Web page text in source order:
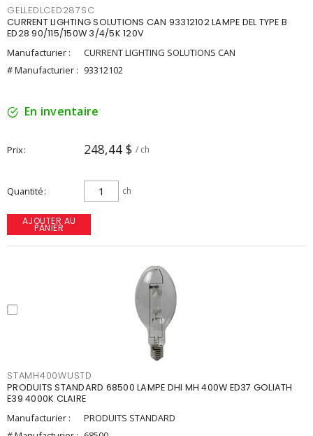
GELLEDLCED287SC
CURRENT LIGHTING SOLUTIONS CAN 93312102 LAMPE DEL TYPE B
ED28 90/115/150W 3/4/5K 120V
Manufacturier :
CURRENT LIGHTING SOLUTIONS CAN
# Manufacturier : 93312102
En inventaire
Prix 248,44 $ / ch
Quantité ch
AJOUTER AU
PANIER
STAMH400WUSTD
PRODUITS STANDARD 68500 LAMPE DHI MH 400W ED37 GOLIATH
E39 4000K CLAIRE
Manufacturier :
PRODUITS STANDARD